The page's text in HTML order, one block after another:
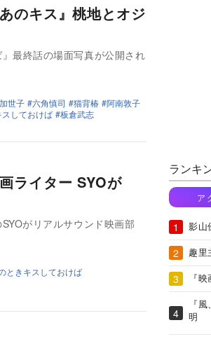
のキス』桃地とオジ
最終話の場面写真が公開され
世子 六角慎司 猫背椿
阿南敦子
しておけば 板倉武志
ライター SYOが
がリアルサウンド映画部
ときキスしておけば
ランキ
ア
影山
趣里
『
『
明